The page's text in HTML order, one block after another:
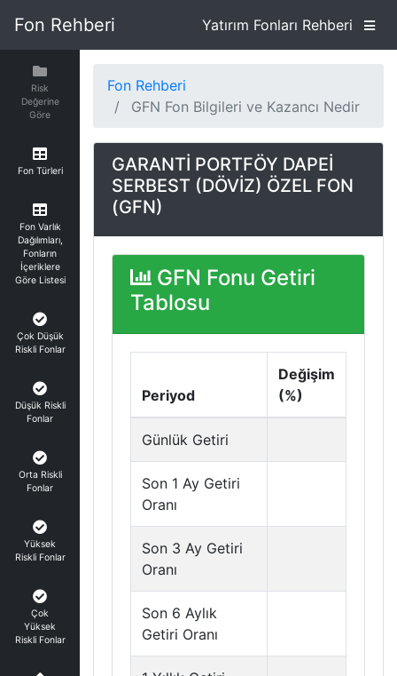
Fon Rehberi Yatırım Fonları Rehberi
Risk
Değerine
Göre
Fon Türleri
Fon Varlık
Dağılımları,
Fonların
İçeriklere
Göre Listesi
Çok Düşük
Riskli Fonlar
Düşük Riskli
Fonlar
Orta Riskli
Fonlar
Yüksek
Riskli Fonlar
Çok
Yüksek
Riskli Fonlar
Fon Rehberi
GFN Fon Bilgileri ve Kazancı Nedir
GARANTİ PORTFÖY DAPEİ
SERBEST (DÖVİZ) ÖZEL FON
(GFN)
GFN Fonu Getiri
Tablosu
Periyod
Değişim
(%)
Günlük Getiri
Son 1 Ay Getiri
Oranı
Son 3 Ay Getiri
Oranı
Son 6 Aylık
Getiri Oranı